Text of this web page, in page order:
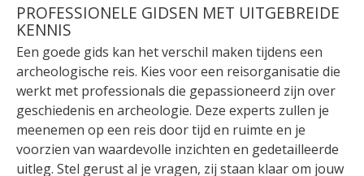
PROFESSIONELE GIDSEN MET UITGEBREIDE
KENNIS
Een goede gids kan het verschil maken tijdens een
archeologische reis. Kies voor een reisorganisatie die
werkt met professionals die gepassioneerd zijn over
geschiedenis en archeologie. Deze experts zullen je
meenemen op een reis door tijd en ruimte en je
voorzien van waardevolle inzichten en gedetailleerde
uitleg. Stel gerust al je vragen, zij staan klaar om jouw